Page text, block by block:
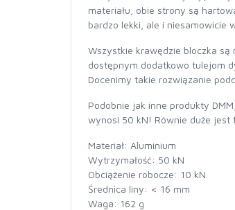
materiału, obie strony są
bardzo lekki, ale i niesamowicie
Wszystkie krawędzie bloczka
dostępnym dodatkowo tulejom
Docenimy takie rozwiązanie
Podobnie jak inne produkty
wynosi 50 kN! Równie duże jest
Materiał: Aluminium
Wytrzymałość: 50 kN
Obciążenie robocze: 10 kN
Średnica liny: < 16 mm
Waga: 162 g